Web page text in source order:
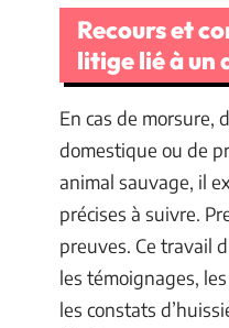
Recours et
litige lié à un
En cas de morsure,
domestique ou de
animal sauvage, il
précises à suivre.
preuves. Ce travail
les témoignages,
les constats